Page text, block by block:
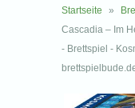
Startseite »
Cascadia – Im
- Brettspiel -